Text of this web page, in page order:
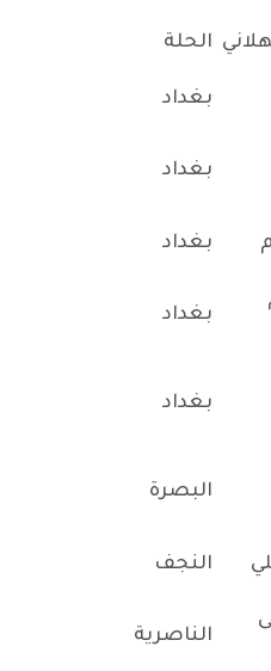
الحلة
بغداد
بغداد
بغداد
بغداد
بغداد
البصرة
النجف
الناصرية